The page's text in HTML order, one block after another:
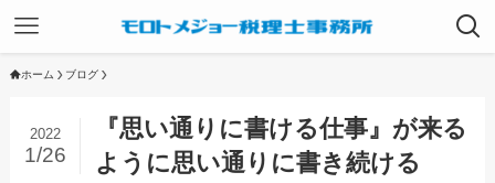
ホーム ブログ
『思い通りに書ける仕事』が来る
ように思い通りに書き続ける
2022
1/26